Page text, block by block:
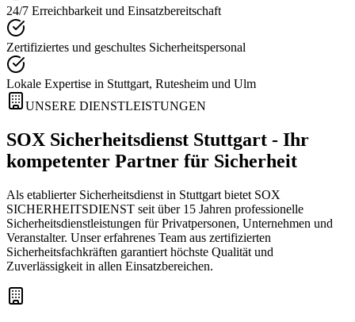
24/7 Erreichbarkeit und Einsatzbereitschaft
Zertifiziertes und geschultes Sicherheitspersonal
Lokale Expertise in Stuttgart, Rutesheim und Ulm
UNSERE DIENSTLEISTUNGEN
SOX Sicherheitsdienst Stuttgart - Ihr
kompetenter Partner für Sicherheit
Als etablierter Sicherheitsdienst in Stuttgart bietet SOX
SICHERHEITSDIENST seit über 15 Jahren professionelle
Sicherheitsdienstleistungen für Privatpersonen, Unternehmen und
Veranstalter. Unser erfahrenes Team aus zertifizierten
Sicherheitsfachkräften garantiert höchste Qualität und
Zuverlässigkeit in allen Einsatzbereichen.